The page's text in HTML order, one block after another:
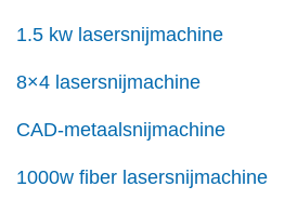
1.5 kw lasersnijmachine
8×4 lasersnijmachine
CAD-metaalsnijmachine
1000w fiber lasersnijmachine